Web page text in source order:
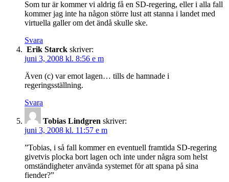
Som tur är kommer vi aldrig få en SD-regering, eller i alla fall
kommer jag inte ha någon större lust att stanna i landet med
virtuella galler om det ändå skulle ske.
Svara
Erik Starck skriver:
juni 3, 2008 kl. 8:56 e m
Även (c) var emot lagen… tills de hamnade i
regeringsställning.
Svara
Tobias Lindgren skriver:
juni 3, 2008 kl. 11:57 e m
”Tobias, i så fall kommer en eventuell framtida SD-regering
givetvis plocka bort lagen och inte under några som helst
omständigheter använda systemet för att spana på sina
fiender?”